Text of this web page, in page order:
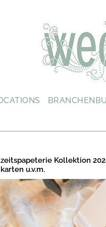
Kollektion
u.v.m.